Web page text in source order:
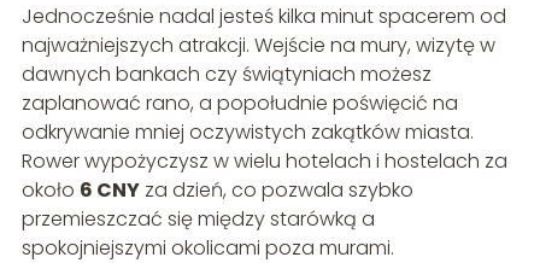
Jednocześnie nadal jesteś kilka minut spacerem od
najważniejszych atrakcji. Wejście na mury, wizytę w
dawnych bankach czy świątyniach możesz
zaplanować rano, a popołudnie poświęcić na
odkrywanie mniej oczywistych zakątków miasta.
Rower wypożyczysz w wielu hotelach i hostelach za
około 6 CNYza dzień, co pozwala szybko
przemieszczać się między starówką a
spokojniejszymi okolicami poza murami.